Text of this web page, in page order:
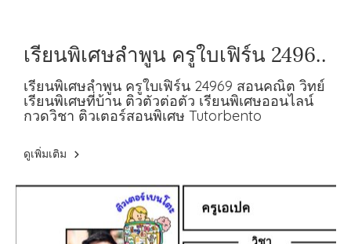
เรียนพิเศษลำพูน ครูใบเฟิร์น 24969
สอนคณิต วิทย์
เรียนพิเศษลำพูน ครูใบเฟิร์น 24969 สอนคณิต วิทย์
เรียนพิเศษที่บ้าน ติวตัวต่อตัว เรียนพิเศษออนไลน์
กวดวิชา ติวเตอร์สอนพิเศษ Tutorbento
ดูเพิ่มเติม